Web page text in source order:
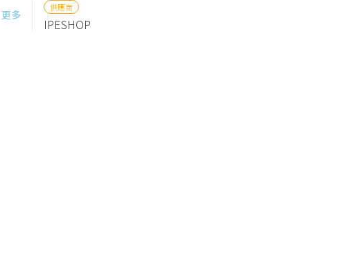
更多
供應商
IPESHOP